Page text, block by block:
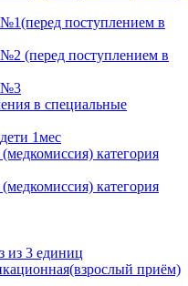
поступлением в
(перед поступлением в
№3
в специальные
1мес
категория
категория
из 3 единиц
приём)